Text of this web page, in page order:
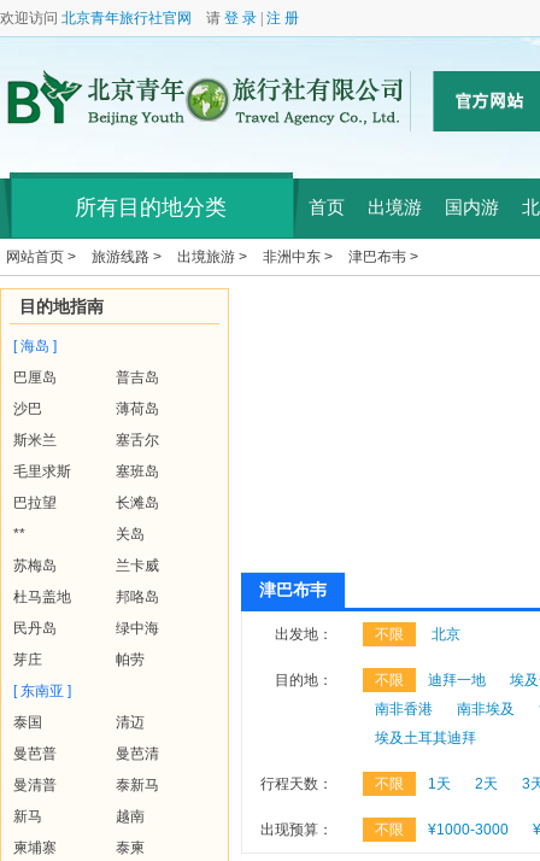
欢迎访问 北京青年旅行社官网 请 登 录 注 册
所有目的地分类 首页 出境游 国内游
网站首页 > 旅游线路 > 出境旅游 > 非洲中东 > 津巴布韦 >
目的地指南
[ 海岛 ]
巴厘岛
普吉岛
沙巴
薄荷岛
斯米兰
塞舌尔
毛里求斯
塞班岛
巴拉望
长滩岛
**
关岛
苏梅岛
兰卡威
杜马盖地
邦咯岛
民丹岛
绿中海
芽庄
帕劳
[ 东南亚 ]
泰国
清迈
曼芭普
曼芭清
曼清普
泰新马
新马
越南
柬埔寨
泰柬
津巴布韦
出发地： 不限 北京
目的地： 不限 迪拜一地
埃
南非香港
南非埃及
埃及土耳其迪拜
行程天数： 不限 1天 2天 3
出现预算： 不限 ¥1000-3000